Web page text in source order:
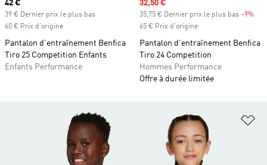
Prix actuel
42 €
39 € Dernier prix le plus bas
60 € Prix d'origine
Pantalon d'entraînement Benfica
Tiro 25 Competition Enfants
Enfants Performance
Prix soldé
32,50 €
35,75 € Dernier prix le plus bas -9%
65 € Prix d'origine
Pantalon d'entraînement Benfica
Tiro 24 Competition
Hommes Performance
Offre à durée limitée